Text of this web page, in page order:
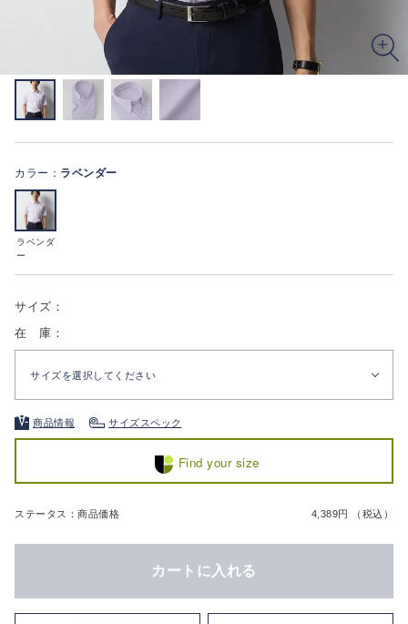
カラー： ラベンダー
ラベンダ
ー
サイズ：
在 庫：
サイズを選択してください
商品情報 サイズスペック
Find your size
ステータス：商品価格 4,389円 （税込）
カートに入れる